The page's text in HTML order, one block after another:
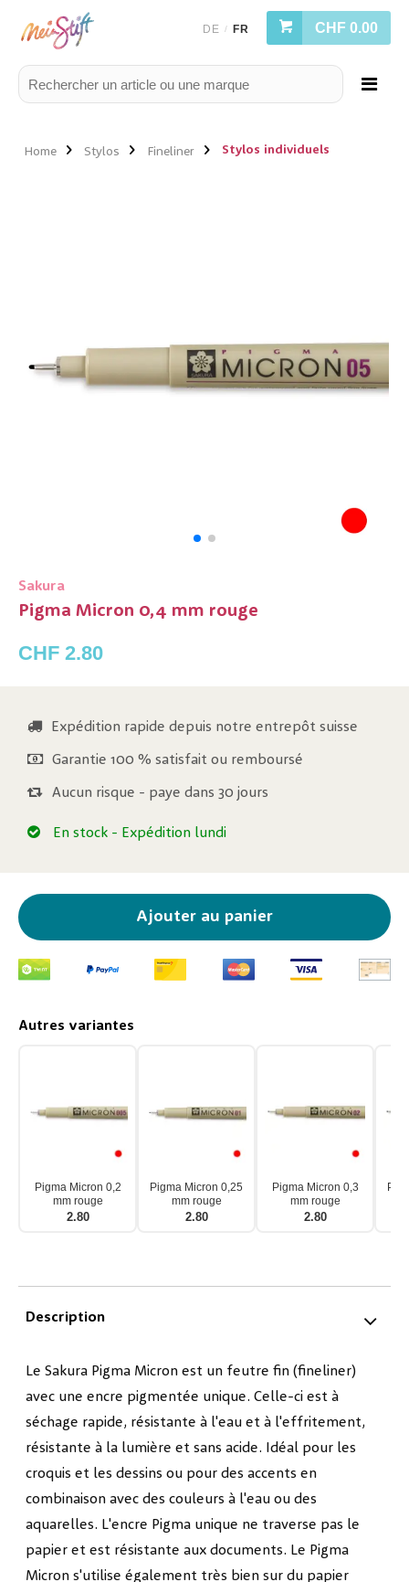
DE / FR CHF 0.00
Home Stylos Fineliner Stylos individuels
Sakura
Pigma Micron 0,4 mm rouge
CHF 2.80
Expédition rapide depuis notre entrepôt suisse
Garantie 100 % satisfait ou remboursé
Aucun risque - paye dans 30 jours
En stock - Expédition lundi
Ajouter au panier
Autres variantes
Pigma Micron 0,2
mm rouge
2.80
Pigma Micron 0,25
mm rouge
2.80
Pigma Micron 0,3
mm rouge
2.80
Description
Le Sakura Pigma Micron est un feutre fin (fineliner)
avec une encre pigmentée unique. Celle-ci est à
séchage rapide, résistante à l'eau et à l'effritement,
résistante à la lumière et sans acide. Idéal pour les
croquis et les dessins ou pour des accents en
combinaison avec des couleurs à l'eau ou des
aquarelles. L'encre Pigma unique ne traverse pas le
papier et est résistante aux documents. Le Pigma
Micron s'utilise également très bien sur du papier